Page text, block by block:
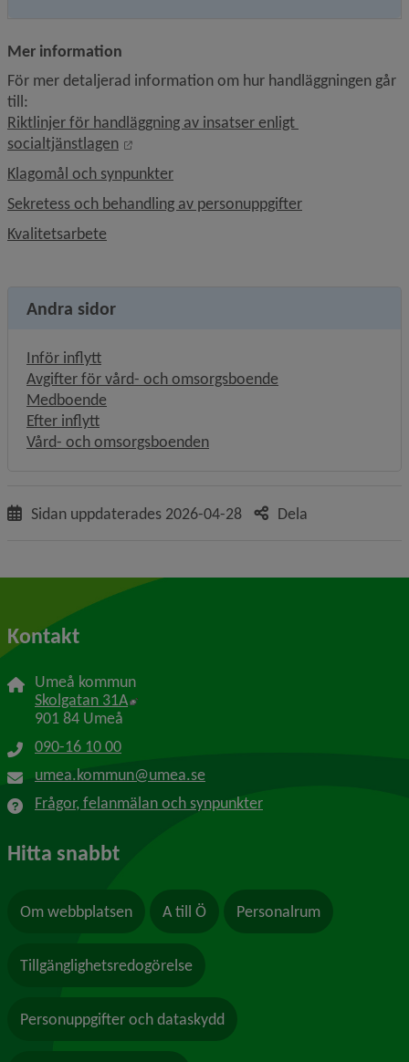
Mer information
För mer detaljerad information om hur handläggningen går
till:
Riktlinjer för handläggning av insatser enligt
socialtjänstlagen
Öppnas i nytt fönster.
Klagomål och synpunkter
Sekretess och behandling av personuppgifter
Kvalitetsarbete
Andra sidor
Inför inflytt
Avgifter för vård- och omsorgsboende
Medboende
Efter inflytt
Vård- och omsorgsboenden
Sidan uppdaterades 2026-04-28 Dela
Kontakt
Umeå kommun
Skolgatan 31A Länk till annan webbplats, öppnas i nytt
901 84 Umeå
090-16 10 00
umea.kommun@umea.se
Frågor, felanmälan och synpunkter
Hitta snabbt
Om webbplatsen A till Ö Personalrum
Tillgänglighetsredogörelse
Personuppgifter och dataskydd